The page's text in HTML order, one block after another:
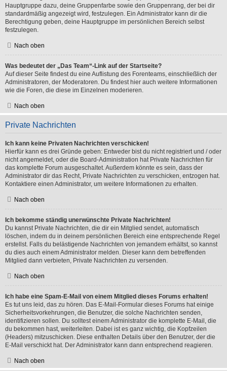
Hauptgruppe dazu, deine Gruppenfarbe sowie den Gruppenrang, der bei dir
standardmäßig angezeigt wird, festzulegen. Ein Administrator kann dir die
Berechtigung geben, deine Hauptgruppe im persönlichen Bereich selbst
festzulegen.
Nach oben
Was bedeutet der „Das Team“-Link auf der Startseite?
Auf dieser Seite findest du eine Auflistung des Forenteams, einschließlich der
Administratoren, der Moderatoren. Du findest hier auch weitere Informationen
wie die Foren, die diese im Einzelnen moderieren.
Nach oben
Private Nachrichten
Ich kann keine Privaten Nachrichten verschicken!
Hierfür kann es drei Gründe geben: Entweder bist du nicht registriert und / oder
nicht angemeldet, oder die Board-Administration hat Private Nachrichten für
das komplette Forum ausgeschaltet. Außerdem könnte es sein, dass der
Administrator dir das Recht, Private Nachrichten zu verschicken, entzogen hat.
Kontaktiere einen Administrator, um weitere Informationen zu erhalten.
Nach oben
Ich bekomme ständig unerwünschte Private Nachrichten!
Du kannst Private Nachrichten, die dir ein Mitglied sendet, automatisch
löschen, indem du in deinem persönlichen Bereich eine entsprechende Regel
erstellst. Falls du belästigende Nachrichten von jemandem erhältst, so kannst
du dies auch einem Administrator melden. Dieser kann dem betreffenden
Mitglied dann verbieten, Private Nachrichten zu versenden.
Nach oben
Ich habe eine Spam-E-Mail von einem Mitglied dieses Forums erhalten!
Es tut uns leid, das zu hören. Das E-Mail-Formular dieses Forums hat einige
Sicherheitsvorkehrungen, die Benutzer, die solche Nachrichten senden,
identifizieren sollen. Du solltest einem Administrator die komplette E-Mail, die
du bekommen hast, weiterleiten. Dabei ist es ganz wichtig, die Kopfzeilen
(Headers) mitzuschicken. Diese enthalten Details über den Benutzer, der die
E-Mail verschickt hat. Der Administrator kann dann entsprechend reagieren.
Nach oben